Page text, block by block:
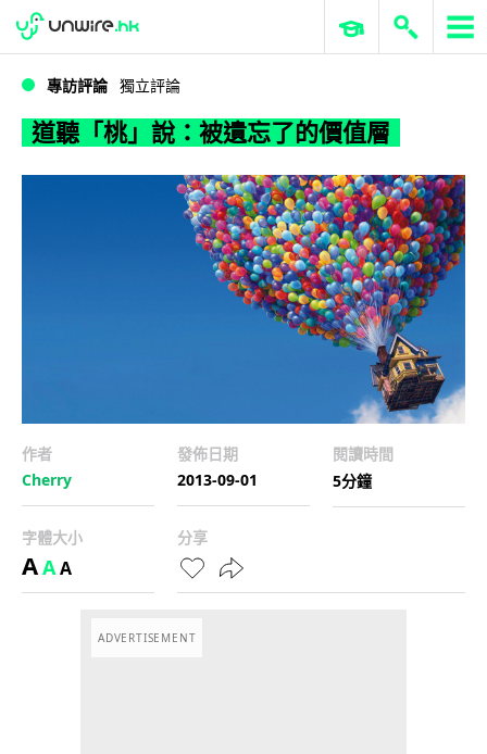
道聽「桃」說：被遺忘了的價值層
WWDC 2026 ERP 與商業 AI
專訪評論 獨立評論
道聽「桃」說：被遺忘了的價值層
作者
Cherry
發佈日期
2013-09-01
閱讀時間
5分鐘
字體大小
AAA
分享
ADVERTISEMENT